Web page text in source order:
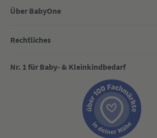
Über BabyOne
Rechtliches
Nr. 1 für Baby- & Kleinkindbedarf